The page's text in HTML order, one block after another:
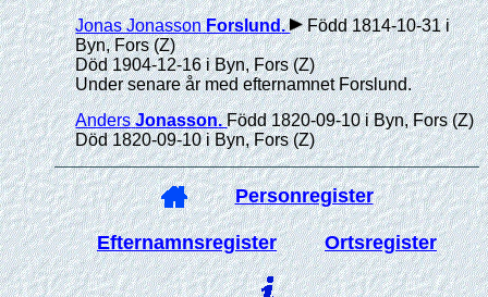
Jonas Jonasson Forslund.
Född 1814-10-31 i
Byn, Fors (Z)
Död 1904-12-16 i Byn, Fors (Z)
Under senare år med efternamnet Forslund.
Anders Jonasson.Född 1820-09-10 i Byn, Fors (Z)
Död 1820-09-10 i Byn, Fors (Z)
Personregister
Efternamnsregister Ortsregister